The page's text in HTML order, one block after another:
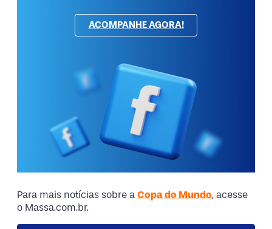
ACOMPANHE AGORA!
Para mais notícias sobre a Copa do Mundo, acesse
o Massa.com.br.